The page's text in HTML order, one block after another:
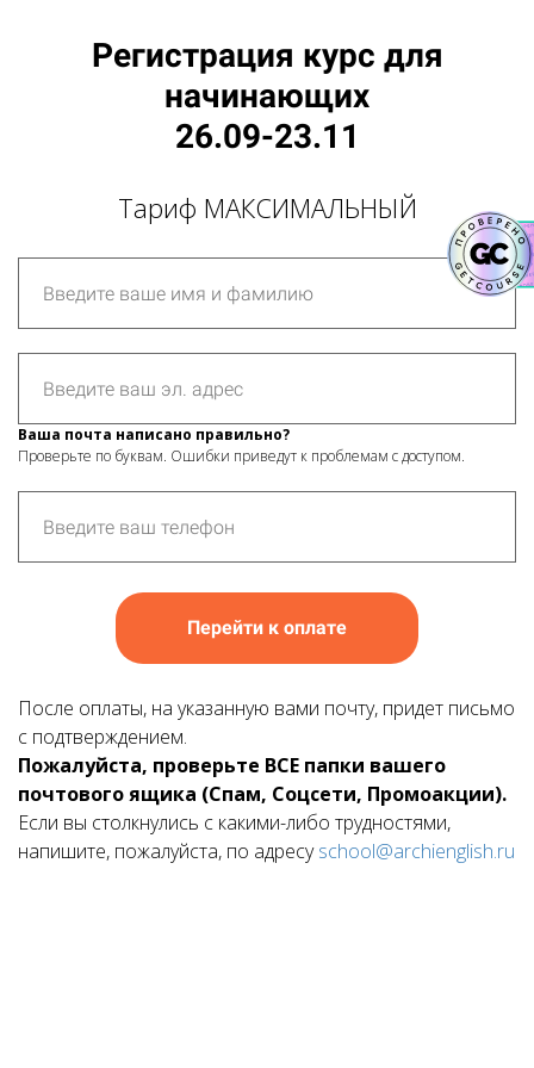
Регистрация курс для
начинающих
26.09-23.11
Тариф МАКСИМАЛЬНЫЙ
Ваша почта написано правильно?
Проверьте по буквам. Ошибки приведут к проблемам с доступом.
Перейти к оплате
После оплаты, на указанную вами почту, придет письмо
с подтверждением.
Пожалуйста, проверьте ВСЕ папки вашего
почтового ящика (Спам, Соцсети, Промоакции).
Если вы столкнулись с какими-либо трудностями,
напишите, пожалуйста, по адресуschool@archienglish.ru